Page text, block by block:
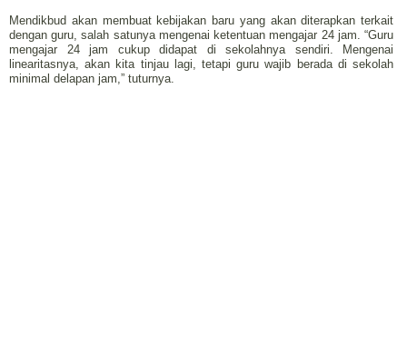
Mendikbud akan membuat kebijakan baru yang akan diterapkan terkait
dengan guru, salah satunya mengenai ketentuan mengajar 24 jam. “Guru
mengajar 24 jam cukup didapat di sekolahnya sendiri. Mengenai
linearitasnya, akan kita tinjau lagi, tetapi guru wajib berada di sekolah
minimal delapan jam,” tuturnya.